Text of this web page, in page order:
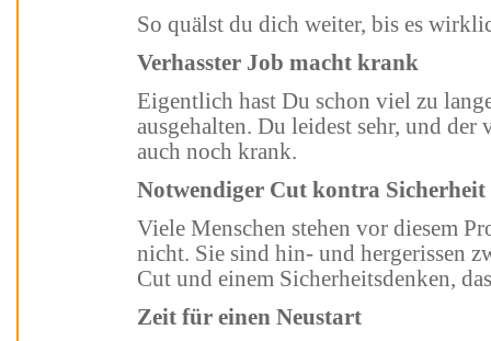
So quälst du dich weiter, bis es
Verhasster Job macht krank
Eigentlich hast Du schon viel zu lange in der nervigen Arbeitsstelle
ausgehalten. Du leidest sehr, und der
auch noch krank.
Notwendiger Cut kontra Sicherheit
Viele Menschen stehen vor diesem Problem – und schaffen den Ausstieg
nicht. Sie sind hin- und hergerissen
Zeit für einen Neustart